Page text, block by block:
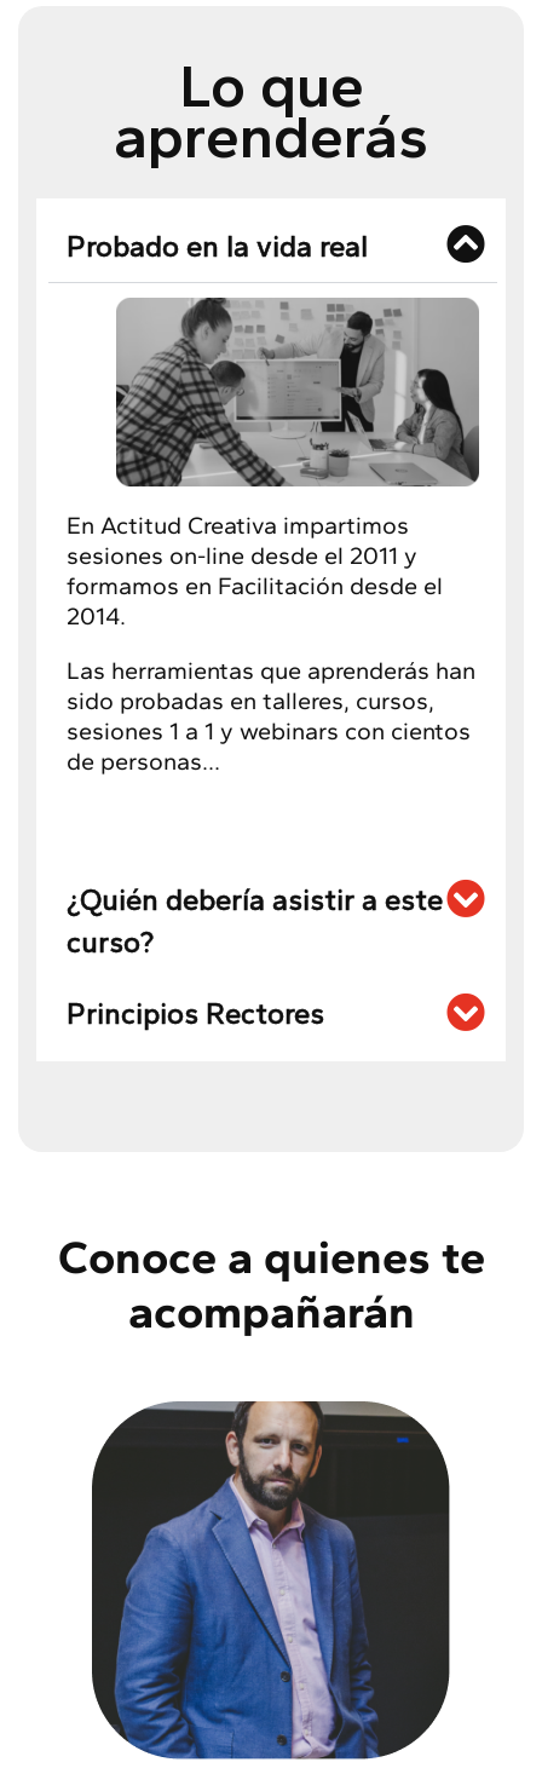
Lo que
aprenderás
Probado en la vida real
En Actitud Creativa impartimos
sesiones on-line desde el 2011 y
formamos en Facilitación desde el
2014.
Las herramientas que aprenderás han
sido probadas en talleres, cursos,
sesiones 1 a 1 y webinars con cientos
de personas…
¿Quién debería asistir a este
curso?
Principios Rectores
Conoce a quienes te
acompañarán